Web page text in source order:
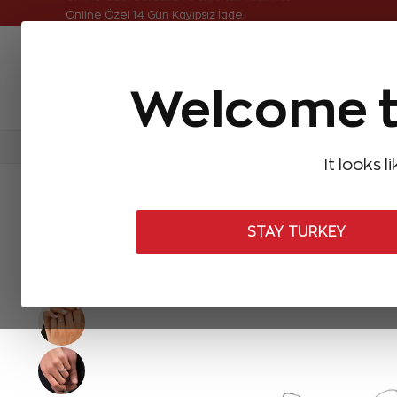
Welcome
It looks
STAY TURKEY
Online Özel Ücretsiz ve Sigortalı Teslimat
Aynı Gün Kargo Çok Satanlar